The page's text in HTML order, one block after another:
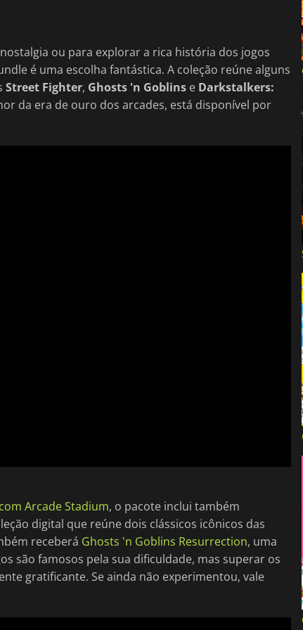
ou para explorar a rica história dos jogos
é uma escolha fantástica. A coleção reúne alguns
Street Fighter, Ghosts 'n Goblins e Darkstalkers:
da era de ouro dos arcades, está disponível por
Arcade Stadium, o pacote inclui também
digital que reúne dois clássicos icônicos das
receberá Ghosts 'n Goblins Resurrection, uma
são famosos pela sua dificuldade, mas superar os
gratificante. Se ainda não experimentou, vale